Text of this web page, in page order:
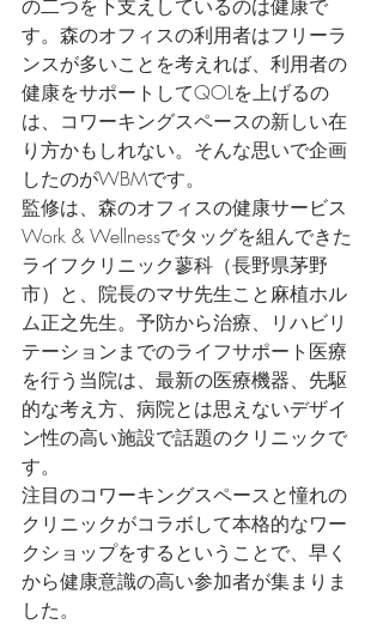
の二つを下支えしているのは健康で
す。森のオフィスの利用者はフリーラ
ンスが多いことを考えれば、利用者の
健康をサポートしてQOLを上げるの
は、コワーキングスペースの新しい在
り方かもしれない。そんな思いで企画
したのがWBMです。
監修は、森のオフィスの健康サービス
Work & Wellnessでタッグを組んできた
ライフクリニック蓼科（長野県茅野
市）と、院長のマサ先生こと麻植ホル
ム正之先生。予防から治療、リハビリ
テーションまでのライフサポート医療
を行う当院は、最新の医療機器、先駆
的な考え方、病院とは思えないデザイ
ン性の高い施設で話題のクリニックで
す。
注目のコワーキングスペースと憧れの
クリニックがコラボして本格的なワー
クショップをするということで、早く
から健康意識の高い参加者が集まりま
した。